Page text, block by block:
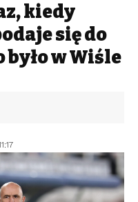
kiedy
się do
w Wiśle